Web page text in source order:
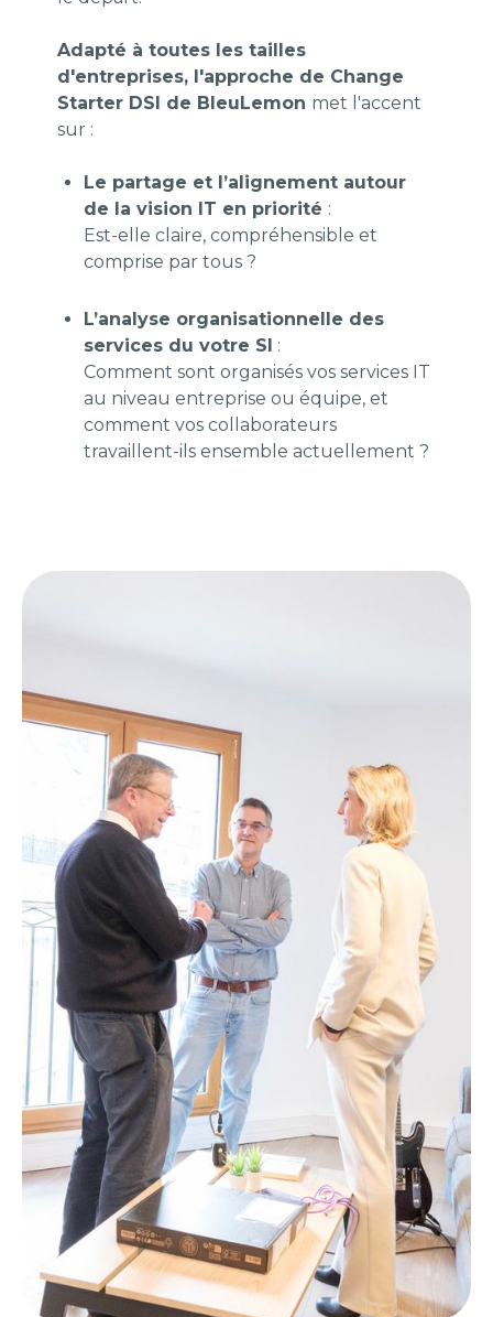
Adapté à toutes les tailles
d'entreprises, l'approche de Change
Starter DSI de BleuLemon met l'accent
sur :
Le partage et l’alignement autour
de la vision IT en priorité :
Est-elle claire, compréhensible et
comprise par tous ?
L’analyse organisationnelle des
services du votre SI :
Comment sont organisés vos services IT
au niveau entreprise ou équipe, et
comment vos collaborateurs
travaillent-ils ensemble actuellement ?